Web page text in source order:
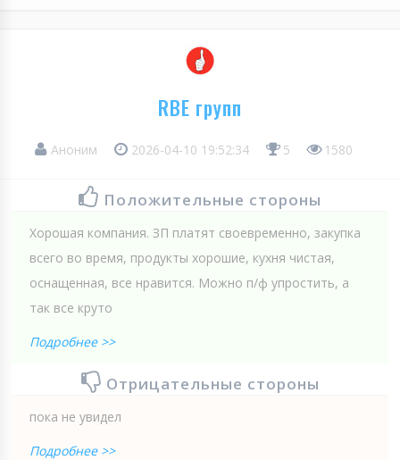
RBE групп
Аноним 2026-04-10 19:52:34 5 1580
Положительные стороны
Хорошая компания. ЗП платят своевременно, закупка
всего во время, продукты хорошие, кухня чистая,
оснащенная, все нравится. Можно п/ф упростить, а
так все круто
Подробнее >>
Отрицательные стороны
пока не увидел
Подробнее >>